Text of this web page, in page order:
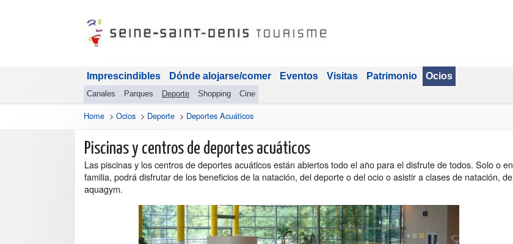
Imprescindibles Dónde alojarse/comer Eventos Visitas Patrimonio Ocios
Canales Parques Deporte Shopping Cine
Home > Ocios > Deporte > Deportes Acuáticos
Piscinas y centros de deportes acuáticos
Las piscinas y los centros de deportes acuáticos están abiertos todo el año para el disfrute de todos. Solo o en
familia, podrá disfrutar de los beneficios de la natación, del deporte o del ocio o asistir a clases de natación, de
aquagym.